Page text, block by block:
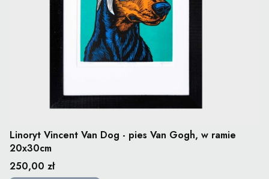
Linoryt Vincent Van Dog - pies Van Gogh, w ramie
20x30cm
Cena
250,00 zł